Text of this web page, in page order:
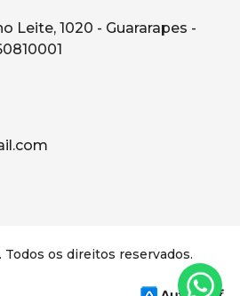
Leite, 1020 - Guararapes -
os direitos reservados.